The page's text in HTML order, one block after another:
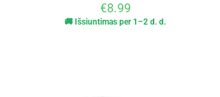
€8.99
🚚 Išsiuntimas per 1–2 d. d.